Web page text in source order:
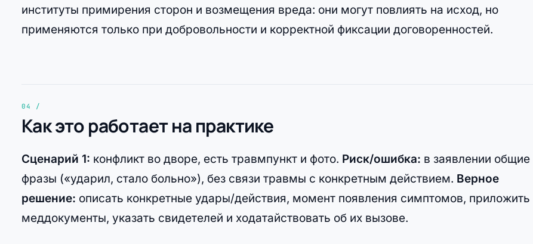
институты примирения сторон и возмещения вреда: они могут повлиять на исход, но
применяются только при добровольности и корректной фиксации договоренностей.
Как это работает на практике
Сценарий 1: конфликт во дворе, есть травмпункт и фото. Риск/ошибка: в заявлении общие
фразы («ударил, стало больно»), без связи травмы с конкретным действием. Верное
решение: описать конкретные удары/действия, момент появления симптомов, приложить
меддокументы, указать свидетелей и ходатайствовать об их вызове.